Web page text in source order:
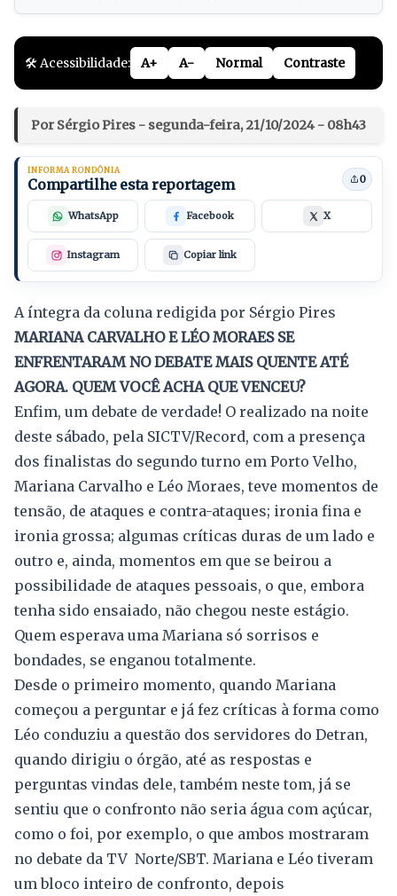
🛠️ Acessibilidade: A+ A- Normal Contraste
Por Sérgio Pires - segunda-feira, 21/10/2024 - 08h43
INFORMA RONDÔNIA
Compartilhe esta reportagem 0
WhatsApp Facebook X
Instagram Copiar link
A íntegra da coluna redigida por Sérgio Pires
MARIANA CARVALHO E LÉO MORAES SE
ENFRENTARAM NO DEBATE MAIS QUENTE ATÉ
AGORA. QUEM VOCÊ ACHA QUE VENCEU?
Enfim, um debate de verdade! O realizado na noite
deste sábado, pela SICTV/Record, com a presença
dos finalistas do segundo turno em Porto Velho,
Mariana Carvalho e Léo Moraes, teve momentos de
tensão, de ataques e contra-ataques; ironia fina e
ironia grossa; algumas críticas duras de um lado e
outro e, ainda, momentos em que se beirou a
possibilidade de ataques pessoais, o que, embora
tenha sido ensaiado, não chegou neste estágio.
Quem esperava uma Mariana só sorrisos e
bondades, se enganou totalmente.
Desde o primeiro momento, quando Mariana
começou a perguntar e já fez críticas à forma como
Léo conduziu a questão dos servidores do Detran,
quando dirigiu o órgão, até as respostas e
perguntas vindas dele, também neste tom, já se
sentiu que o confronto não seria água com açúcar,
como o foi, por exemplo, o que ambos mostraram
no debate da TV Norte/SBT. Mariana e Léo tiveram
um bloco inteiro de confronto, depois